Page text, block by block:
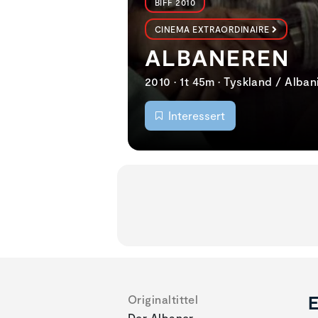
CINEMA EXTRAORDINAIRE
ALBANEREN
2010 • 1t 45m • Tyskland /
Interessert
Originaltittel